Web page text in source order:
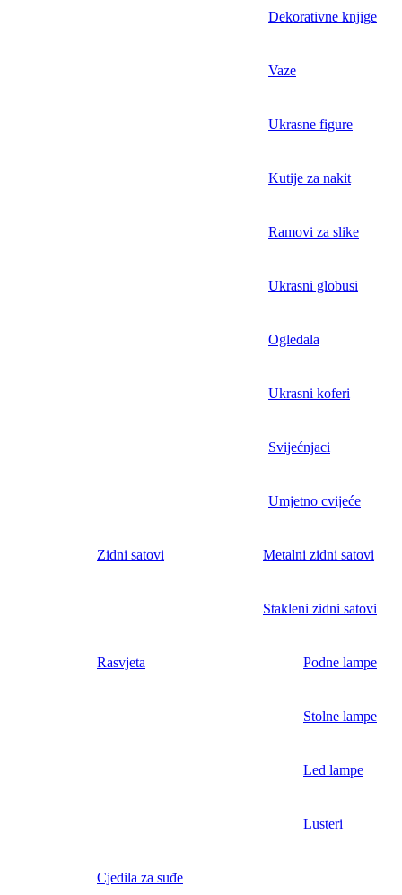
Dekorativne knjige
Vaze
Ukrasne figure
Kutije za nakit
Ramovi za slike
Ukrasni globusi
Ogledala
Ukrasni koferi
Svijećnjaci
Umjetno cvijeće
Zidni satovi Metalni zidni satovi
Stakleni zidni satovi
Rasvjeta Podne lampe
Stolne lampe
Led lampe
Lusteri
Cjedila za suđe